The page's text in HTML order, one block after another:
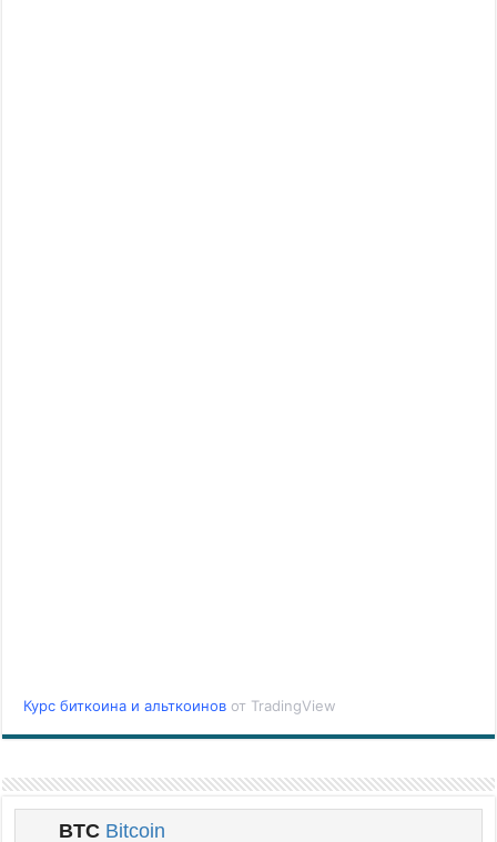
Курс биткоина и альткоинов от TradingView